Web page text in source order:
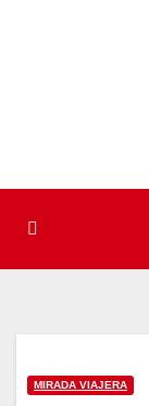
MIRADA VIAJERA